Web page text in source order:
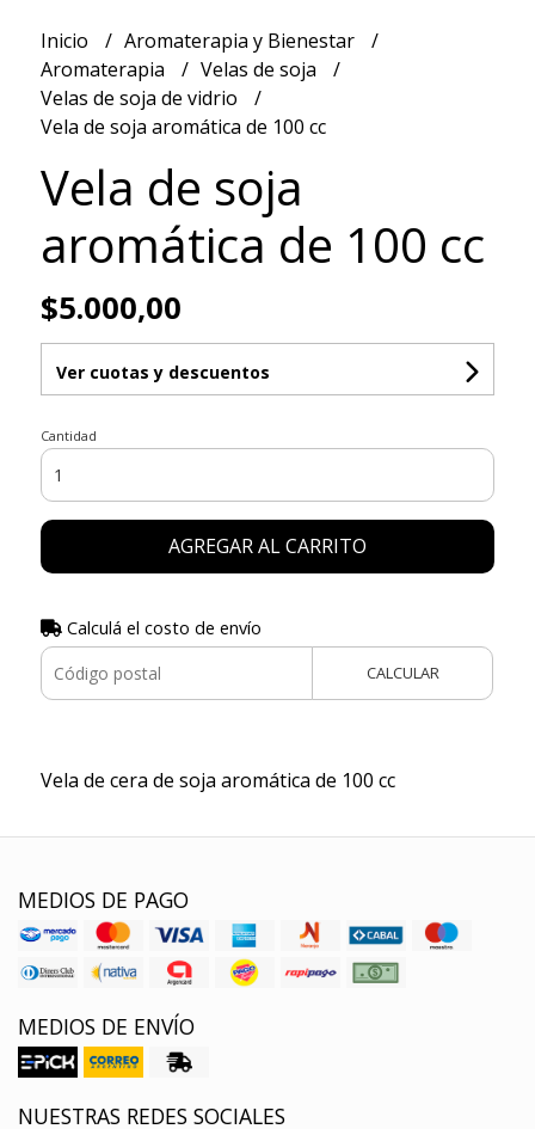
Inicio
Aromaterapia y Bienestar
Aromaterapia
Velas de soja
Velas de soja de vidrio
Vela de soja aromática de 100 cc
Vela de soja
aromática de 100 cc
$5.000,00
Ver cuotas y descuentos
Cantidad
AGREGAR AL CARRITO
Calculá el costo de envío
CALCULAR
Vela de cera de soja aromática de 100 cc
MEDIOS DE PAGO
MEDIOS DE ENVÍO
NUESTRAS REDES SOCIALES